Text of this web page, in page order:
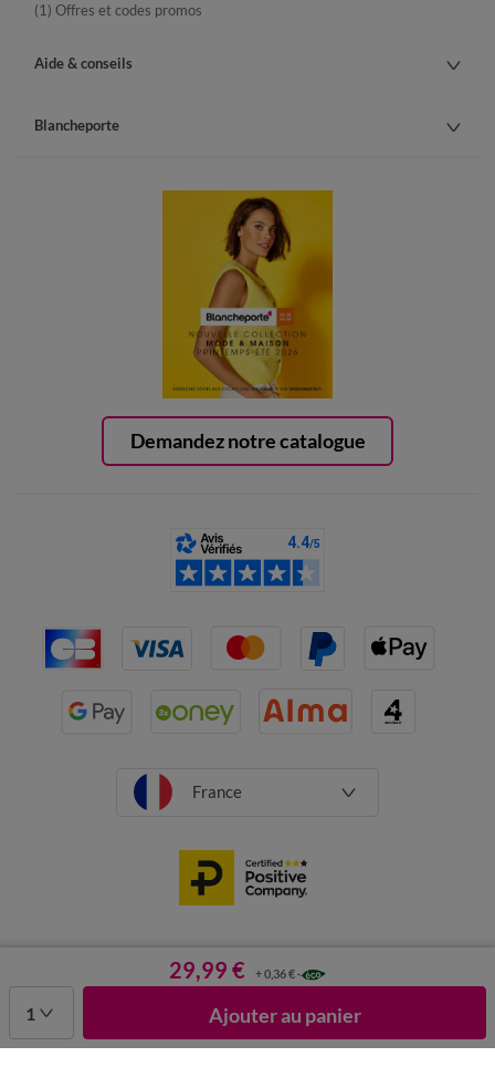
29,99 € + 0,36 €
1 Ajouter au panier
Demandez notre catalogue
(1) Offres et codes promos
Aide & conseils
Blancheporte
France
Mentions légales Données personnelles